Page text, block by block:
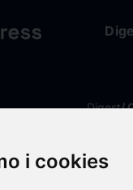
i cookies
Digest/
calendar_today